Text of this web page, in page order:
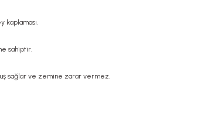
kaplaması.
sahiptir.
sağlar ve zemine zarar vermez.